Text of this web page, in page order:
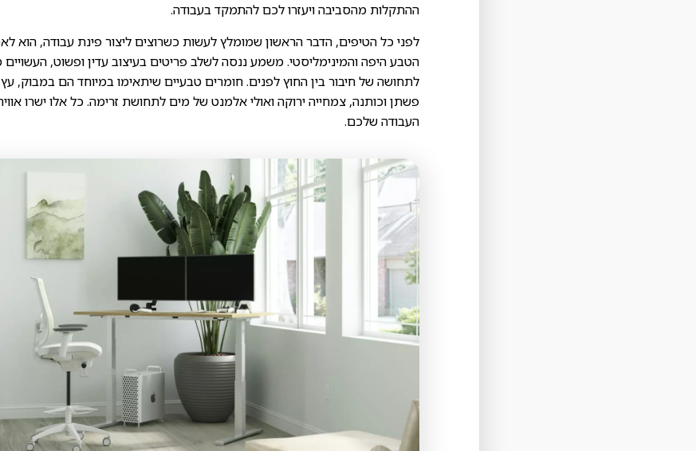
ההתקלות מהסביבה ויעזרו לכם להתמקד בעבודה.
לפני כל הטיפים, הדבר הראשון שמומלץ לעשות כשרוצים ליצור פינת עבודה, הוא
הטבע היפה והמינימליסטי. משמע ננסה לשלב פריטים בעיצוב עדין ופשוט,
לתחושה של חיבור בין החוץ לפנים. חומרים טבעיים שיתאימו במיוחד הם במבוק,
פשתן וכותנה, צמחייה ירוקה ואולי אלמנט של מים לתחושת זרימה. כל אלו ישרו
העבודה שלכם.